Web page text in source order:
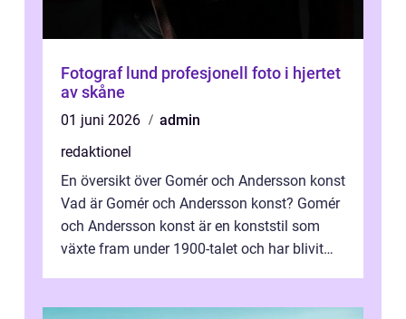
Fotograf lund profesjonell foto i hjertet
av skåne
01 juni 2026
admin
redaktionel
En översikt över Gomér och Andersson konst
Vad är Gomér och Andersson konst? Gomér
och Andersson konst är en konststil som
växte fram under 1900-talet och har blivit